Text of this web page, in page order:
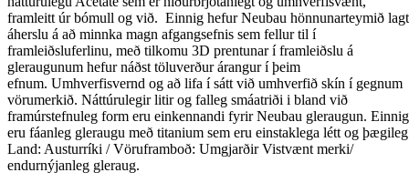
framleitt úr bómull og við. Einnig hefur Neubau hönnunarteymið lagt
áherslu á að minnka magn afgangsefnis sem fellur til í
framleiðsluferlinu, með tilkomu 3D prentunar í framleiðslu á
gleraugunum hefur náðst töluverður árangur í þeim
efnum. Umhverfisvernd og að lifa í sátt við umhverfið skín í gegnum
vörumerkið. Náttúrulegir litir og falleg smáatriði i bland við
framúrstefnuleg form eru einkennandi fyrir Neubau gleraugun. Einnig
eru fáanleg gleraugu með titanium sem eru einstaklega létt og
Land: Austurríki / Vöruframboð: Umgjarðir Vistvænt merki/
endurnýjanleg gleraug.